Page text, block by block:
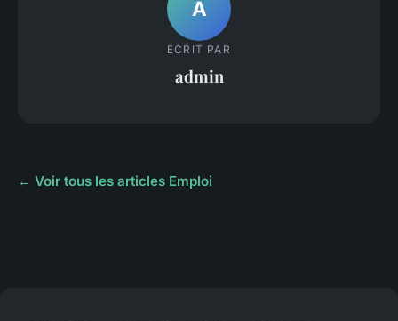
A
ECRIT PAR
admin
← Voir tous les articles Emploi